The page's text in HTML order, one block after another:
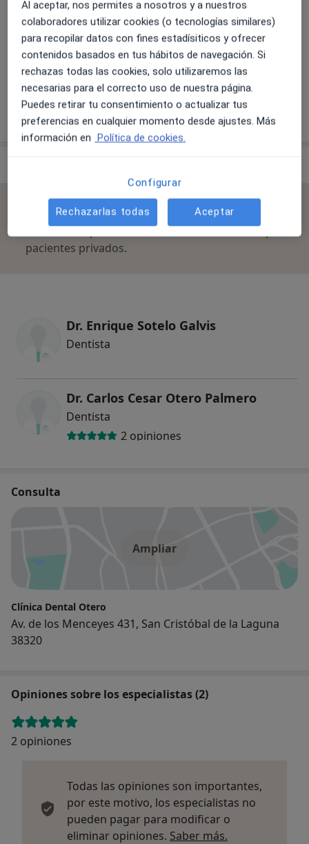
Primera visita Odontología
Consulta online
¿Cómo funcionan los precios?
No se aceptan aseguradoras
Todos los especialistas de esta clínica solo aceptan
pacientes privados.
Dr. Enrique Sotelo Galvis
Dentista
Dr. Carlos Cesar Otero Palmero
Dentista
2 opiniones
Consulta
Ampliar
Clínica Dental Otero
Av. de los Menceyes 431, San Cristóbal de la Laguna
38320
Opiniones sobre los especialistas (2)
2 opiniones
Todas las opiniones son importantes,
por este motivo, los especialistas no
pueden pagar para modificar o
eliminar opiniones. Saber más.
Al aceptar, nos permites a nosotros y a nuestros
colaboradores utilizar cookies (o tecnologías similares)
para recopilar datos con fines estadísiticos y ofrecer
contenidos basados en tus hábitos de navegación. Si
rechazas todas las cookies, solo utilizaremos las
necesarias para el correcto uso de nuestra página.
Puedes retirar tu consentimiento o actualizar tus
preferencias en cualquier momento desde ajustes. Más
información en Política de cookies.
Configurar
Rechazarlas todas Aceptar